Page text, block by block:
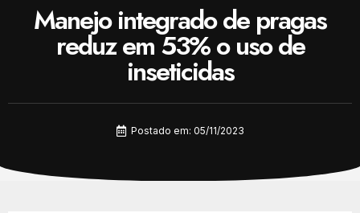
Manejo integrado de pragas
reduz em 53% o uso de
inseticidas
Postado em: 05/11/2023